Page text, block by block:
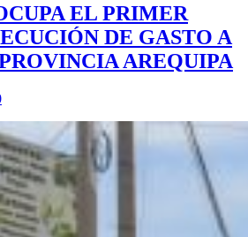
EL PRIMER
DE GASTO A
AREQUIPA